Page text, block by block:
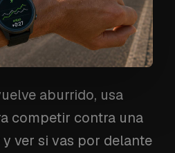
aburrido, usa
competir contra una
ver si vas por delante